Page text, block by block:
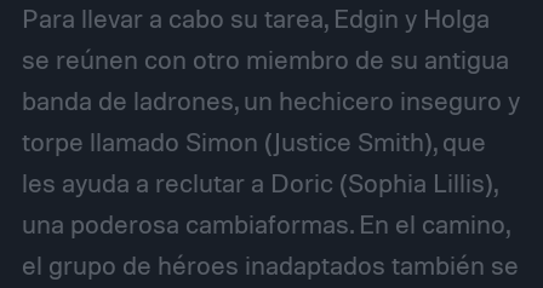
Para llevar a cabo su tarea, Edgin y Holga
se reúnen con otro miembro de su antigua
banda de ladrones, un hechicero inseguro y
torpe llamado Simon (Justice Smith), que
les ayuda a reclutar a Doric (Sophia Lillis),
una poderosa cambiaformas. En el camino,
el grupo de héroes inadaptados también se